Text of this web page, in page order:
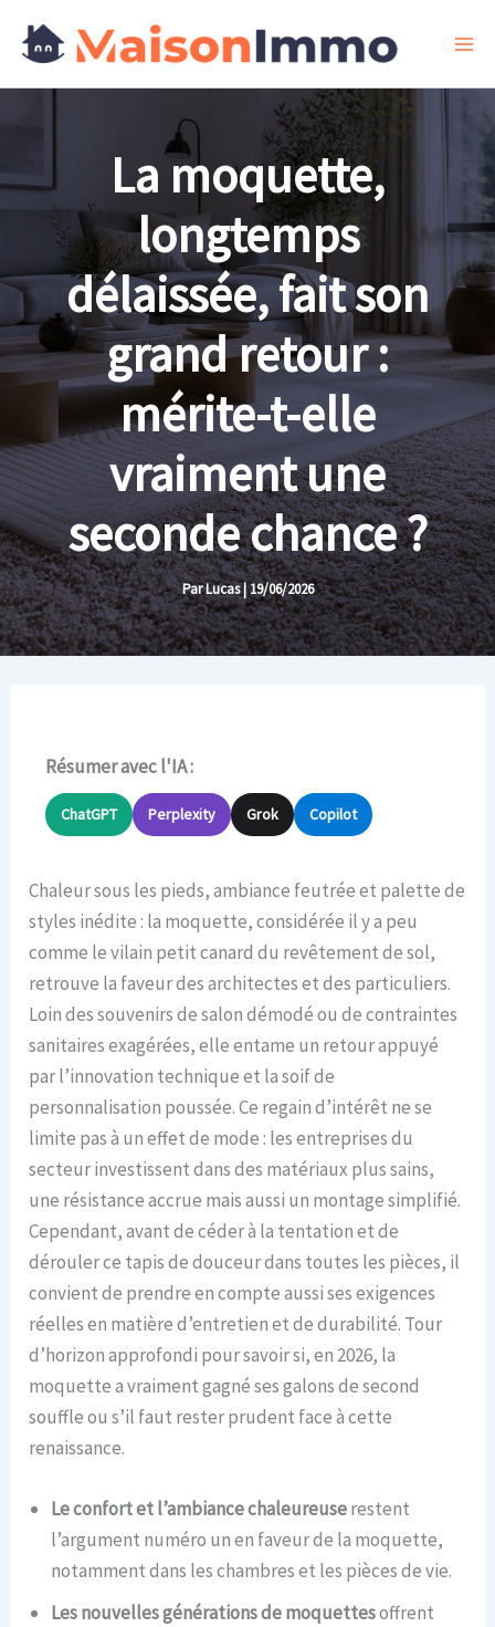
La moquette,
longtemps
délaissée, fait son
grand retour :
mérite-t-elle
vraiment une
seconde chance ?
ParLucas|19/06/2026
Résumer avec l'IA :
ChatGPT Perplexity Grok Copilot
Chaleur sous les pieds, ambiance feutrée et palette de
styles inédite : la moquette, considérée il y a peu
comme le vilain petit canard du revêtement de sol,
retrouve la faveur des architectes et des particuliers.
Loin des souvenirs de salon démodé ou de contraintes
sanitaires exagérées, elle entame un retour appuyé
par l’innovation technique et la soif de
personnalisation poussée. Ce regain d’intérêt ne se
limite pas à un effet de mode : les entreprises du
secteur investissent dans des matériaux plus sains,
une résistance accrue mais aussi un montage simplifié.
Cependant, avant de céder à la tentation et de
dérouler ce tapis de douceur dans toutes les pièces, il
convient de prendre en compte aussi ses exigences
réelles en matière d’entretien et de durabilité. Tour
d’horizon approfondi pour savoir si, en 2026, la
moquette a vraiment gagné ses galons de second
souffle ou s’il faut rester prudent face à cette
renaissance.
Le confort et l’ambiance chaleureuserestent
l’argument numéro un en faveur de la moquette,
notamment dans les chambres et les pièces de vie.
Les nouvelles générations de moquettesoffrent